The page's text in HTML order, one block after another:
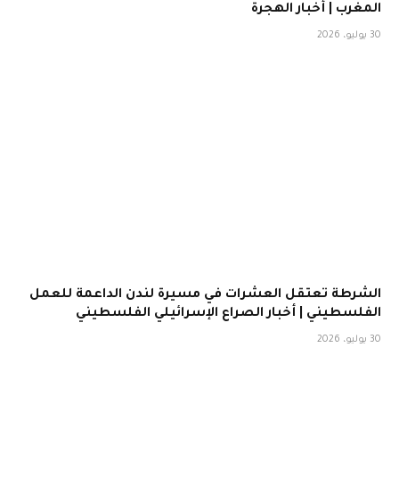
المغرب | أخبار الهجرة
30 يوليو، 2026
الشرطة تعتقل العشرات في مسيرة لندن الداعمة للعمل
الفلسطيني | أخبار الصراع الإسرائيلي الفلسطيني
30 يوليو، 2026